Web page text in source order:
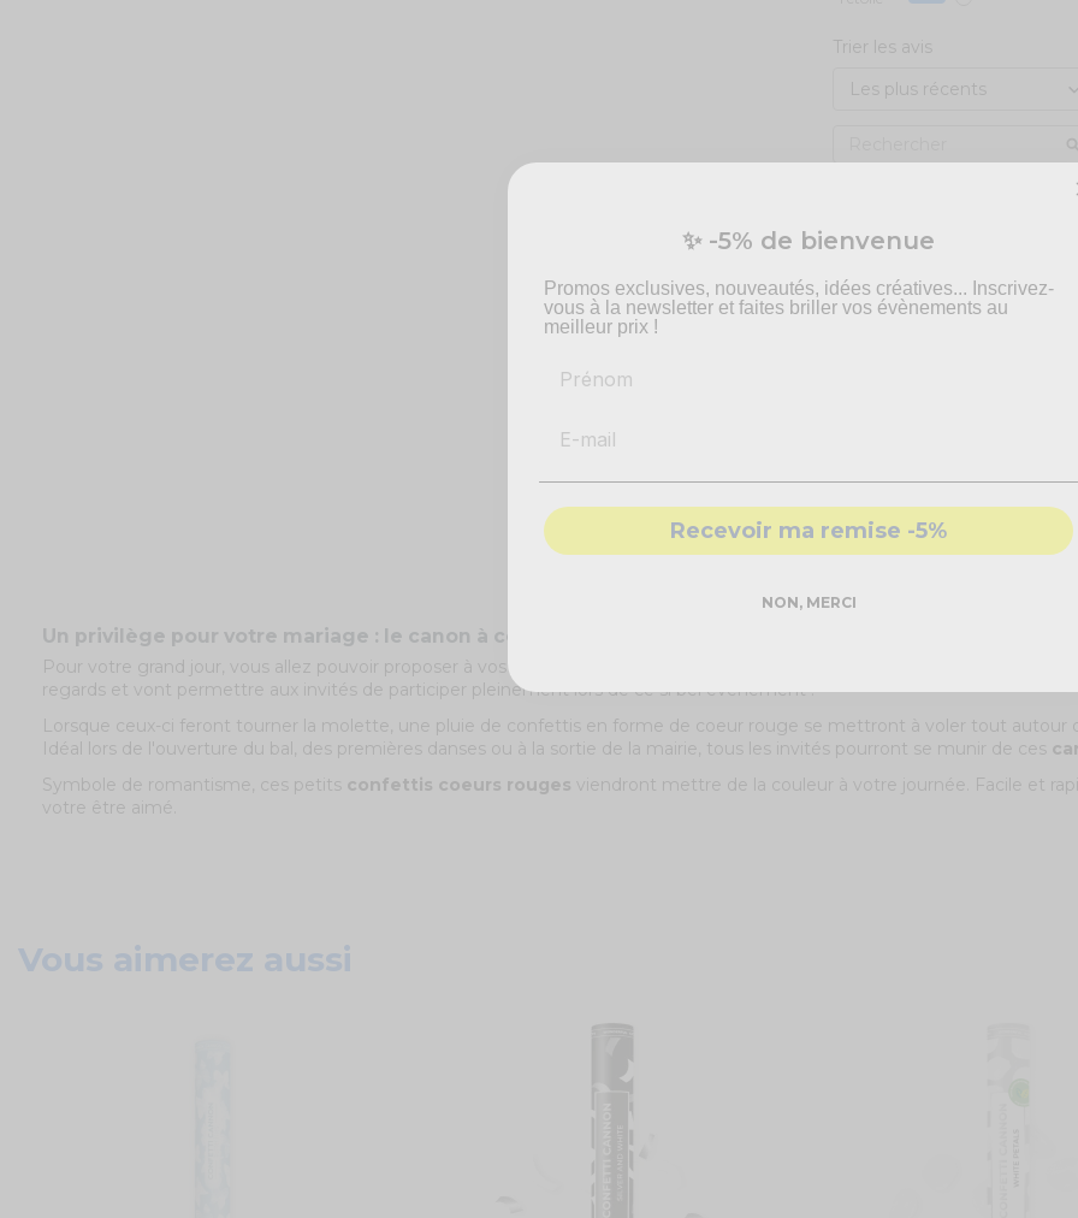
Un privilège pour votre mariage : le canon à confettis coeur rouge !
Pour votre grand jour, vous allez pouvoir proposer à vos invités une animation digne de ce nom. À disposer sur toutes les
regards et vont permettre aux invités de participer pleinement lors de ce si bel événement !
Lorsque ceux-ci feront tourner la molette, une pluie de confettis en forme de coeur rouge se mettront à voler tout autour
Idéal lors de l'ouverture du bal, des premières danses ou à la sortie de la mairie, tous les invités pourront se munir de ces
Symbole de romantisme, ces petits confettis coeurs rouges viendront mettre de la couleur à votre journée. Facile et
votre être aimé.
Trier les avis
Vous aimerez aussi
✨ -5% de bienvenue
Promos exclusives, nouveautés, idées créatives... Inscrivez-
vous à la newsletter et faites briller vos évènements au
meilleur prix !
Prénom
Recevoir ma remise -5%
NON, MERCI